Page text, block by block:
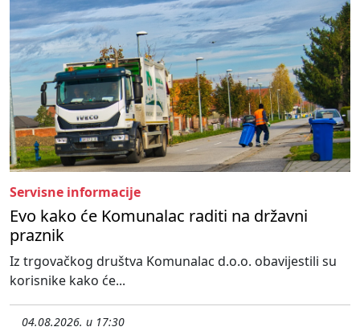
Servisne informacije
Evo kako će Komunalac raditi na državni
praznik
Iz trgovačkog društva Komunalac d.o.o. obavijestili su
korisnike kako će...
04.08.2026. u 17:30